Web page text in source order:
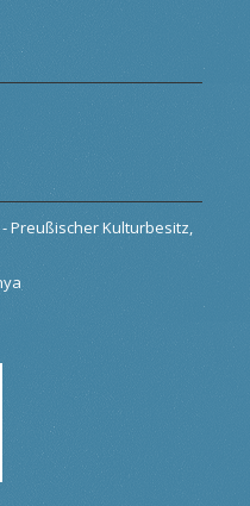
Preußischer Kulturbesitz,